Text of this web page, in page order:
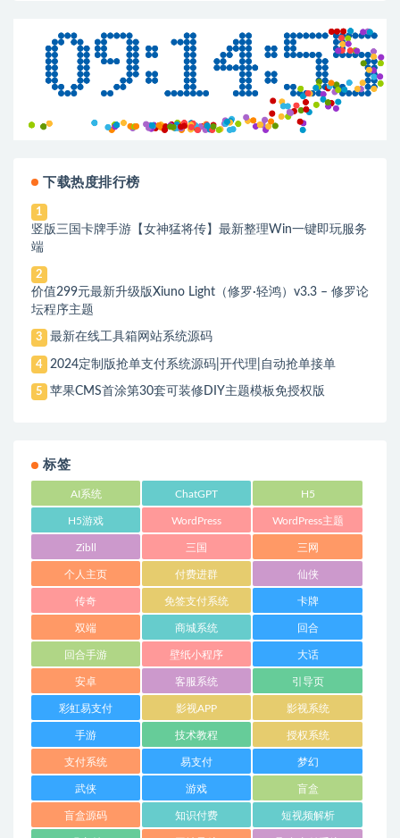
下载热度排行榜
1
竖版三国卡牌手游【女神猛将传】最新整理Win一键即玩服务
端
2
价值299元最新升级版Xiuno Light（修罗·轻鸿）v3.3 – 修罗论
坛程序主题
3 最新在线工具箱网站系统源码
4 2024定制版抢单支付系统源码|开代理|自动抢单接单
5 苹果CMS首涂第30套可装修DIY主题模板免授权版
标签
AI系统 ChatGPT H5
H5游戏 WordPress WordPress主题
Zibll 三国 三网
个人主页 付费进群 仙侠
传奇 免签支付系统 卡牌
双端 商城系统 回合
回合手游 壁纸小程序 大话
安卓 客服系统 引导页
彩虹易支付 影视APP 影视系统
手游 技术教程 授权系统
支付系统 易支付 梦幻
武侠 游戏 盲盒
盲盒源码 知识付费 短视频解析